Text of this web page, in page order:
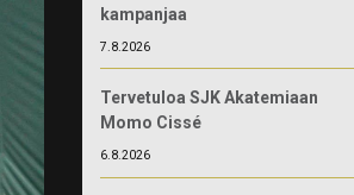
kampanjaa
7.8.2026
Tervetuloa SJK Akatemiaan
Momo Cissé
6.8.2026